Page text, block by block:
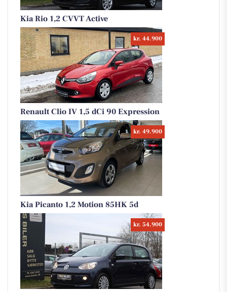
Kia Rio 1,2 CVVT Active
kr. 44.900
Renault Clio IV 1,5 dCi 90 Expression
kr. 49.900
Kia Picanto 1,2 Motion 85HK 5d
kr. 54.900